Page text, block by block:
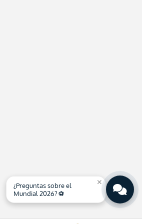
close
¿Preguntas sobre el
Mundial 2026? ⚽